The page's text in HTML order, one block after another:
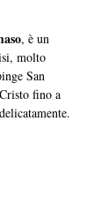
, è un
molto
San
fino a